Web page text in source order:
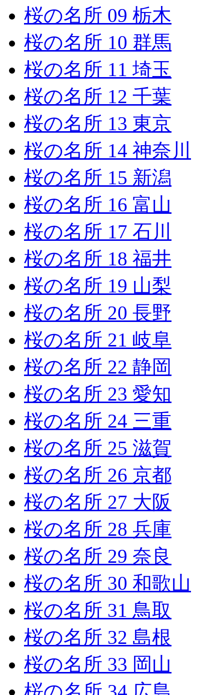
桜の名所 09 栃木
桜の名所 10 群馬
桜の名所 11 埼玉
桜の名所 12 千葉
桜の名所 13 東京
桜の名所 14 神奈川
桜の名所 15 新潟
桜の名所 16 富山
桜の名所 17 石川
桜の名所 18 福井
桜の名所 19 山梨
桜の名所 20 長野
桜の名所 21 岐阜
桜の名所 22 静岡
桜の名所 23 愛知
桜の名所 24 三重
桜の名所 25 滋賀
桜の名所 26 京都
桜の名所 27 大阪
桜の名所 28 兵庫
桜の名所 29 奈良
桜の名所 30 和歌山
桜の名所 31 鳥取
桜の名所 32 島根
桜の名所 33 岡山